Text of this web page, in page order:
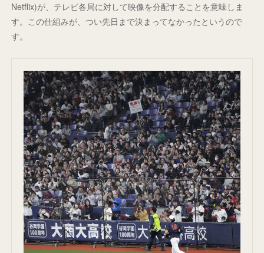
Netflix)が、テレビ各局に対して映像を分配することを意味しま
す。この仕組みが、つい先日まで決まってなかったというので
す。